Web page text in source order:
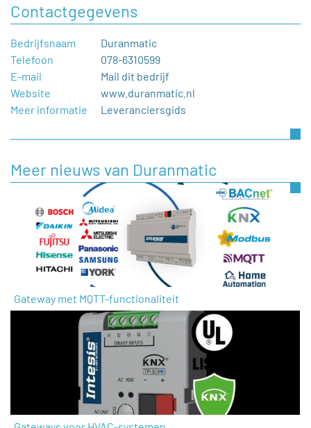
Contactgegevens
Bedrijfsnaam
Duranmatic
Telefoon
078-6310599
E-mail
Mail dit bedrijf
Website
www.duranmatic.nl
Meer informatie
Leveranciersgids
Meer nieuws van Duranmatic
Gateway met MQTT-functionaliteit